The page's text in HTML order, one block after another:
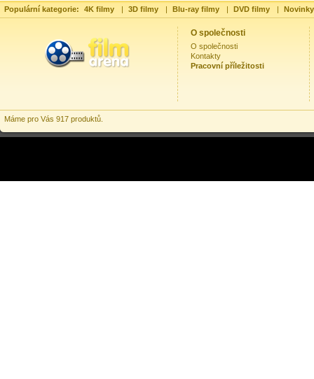
Populární kategorie: 4K filmy | 3D filmy | Blu-ray filmy | DVD filmy |
O společnosti
O společnosti
Kontakty
Pracovní příležitosti
Máme pro Vás 917 produktů.